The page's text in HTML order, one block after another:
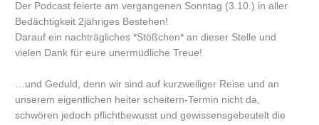
Der Podcast feierte am vergangenen Sonntag (3.10.) in aller
Bedächtigkeit 2jähriges Bestehen!
Darauf ein nachträgliches *Stößchen* an dieser Stelle und
vielen Dank für eure unermüdliche Treue!
…und Geduld, denn wir sind auf kurzweiliger Reise und an
unserem eigentlichen heiter scheitern-Termin nicht da,
schwören jedoch pflichtbewusst und gewissensgebeutelt die